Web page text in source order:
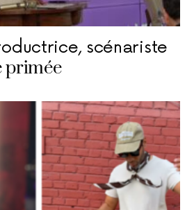
scénariste
primée